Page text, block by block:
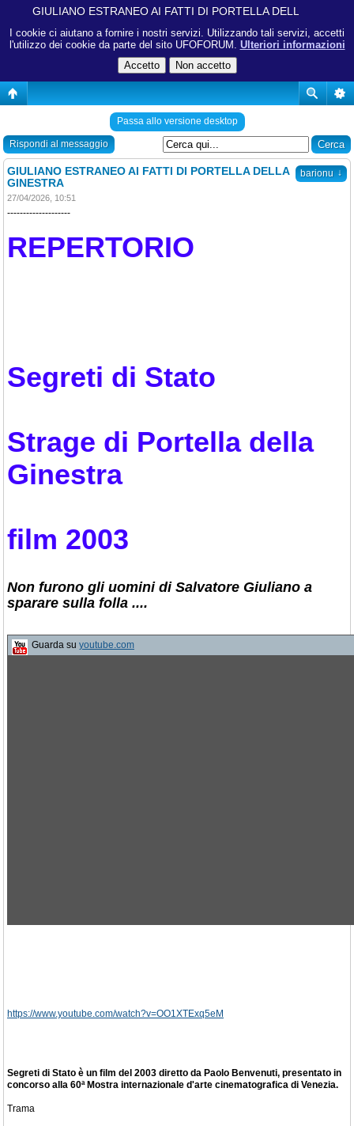
I cookie ci aiutano a fornire i nostri servizi. Utilizzando tali servizi, accetti
l'utilizzo dei cookie da parte del sito UFOFORUM. Ulteriori informazioni
GIULIANO ESTRANEO AI FATTI DI PORTELLA DELLA
Passa allo versione desktop
Rispondi al messaggio
barionu ↓
GIULIANO ESTRANEO AI FATTI DI PORTELLA DELLA
GINESTRA
27/04/2026, 10:51
--------------------
REPERTORIO
Segreti di Stato
Strage di Portella della
Ginestra
film 2003
Non furono gli uomini di Salvatore Giuliano a
sparare sulla folla ....
Guarda su youtube.com
https://www.youtube.com/watch?v=OO1XTExq5eM
Segreti di Stato è un film del 2003 diretto da Paolo Benvenuti, presentato in
concorso alla 60ª Mostra internazionale d'arte cinematografica di Venezia.
Trama